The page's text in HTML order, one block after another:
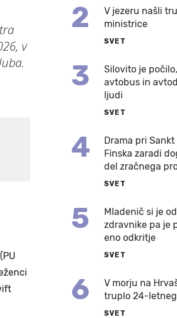
v
2
V jezeru našli
ministrice
SVET
3
Silovito je
avtobus in
ljudi
SVET
4
Drama pri
Finska zaradi
del zračnega
SVET
5
Mladenič si je
zdravnike pa je
eno odkritje
SVET
6
V morju na
truplo 24-
SVET